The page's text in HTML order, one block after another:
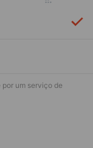
login
por um serviço de